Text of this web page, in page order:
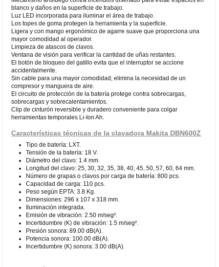
blanco y daños en la superficie de trabajo.
Luz LED incorporada para iluminar el área de trabajo.
Los topes de goma protegen la herramienta y la superficie.
Ligera y con mango ergonómico de agarre suave que proporciona una
mayor comodidad al operador.
Limpieza de atascos de clavos.
Ventana de visión para verificar la cantidad de uñas restantes.
El botón de bloqueo del gatillo evita que el interruptor se accione
accidentalmente.
Sin cable para una mayor comodidad; elimina la necesidad de un
compresor y manguera de aire.
El circuito de protección de la batería protege contra sobrecargas,
sobrecargas y sobrecalentamientos.
Clip de cinturón reversible y duradero conveniente para colgar
herramientas temporales Li-Ion Ah.
Características técnicas de la clavadora Makita DBN600Z
Tipo de batería: LXT.
Tensión de la batería: 18 V.
Diámetro del clavo: 1.4 mm.
Longitud del clavo: 25, 30, 32, 35, 38, 40, 45, 50, 57, 60, 64 mm.
Número de grapas o clavos por carga de batería: 800 pcs.
Capacidad de carga: 110 pcs.
Peso según EPTA: 3.8 Kg.
Dimensiones: 296 x 107 x 318 mm.
Iluminación integrada.
Emisión de vibración: 2.50 m/seg².
Incertidumbre (K) de vibración: 1.5 m/seg².
Presión sonora: 89.00 dB(A).
Potencia sonora: 100.00 dB(A).
Incertidumbre (K) sonora: 3.00 dB(A).